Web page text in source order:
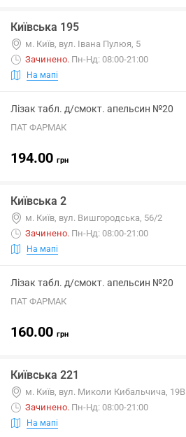
Київська 195
м. Київ, вул. Івана Пулюя, 5
Зачинено. Пн-Нд: 08:00-21:00
На мапі
Лізак табл. д/смокт. апельсин №20
ПАТ ФАРМАК
194.00 грн
Київська 2
м. Київ, вул. Вишгородська, 56/2
Зачинено. Пн-Нд: 08:00-21:00
На мапі
Лізак табл. д/смокт. апельсин №20
ПАТ ФАРМАК
160.00 грн
Київська 221
м. Київ, вул. Миколи Кибальчича, 19В
Зачинено. Пн-Нд: 08:00-21:00
На мапі